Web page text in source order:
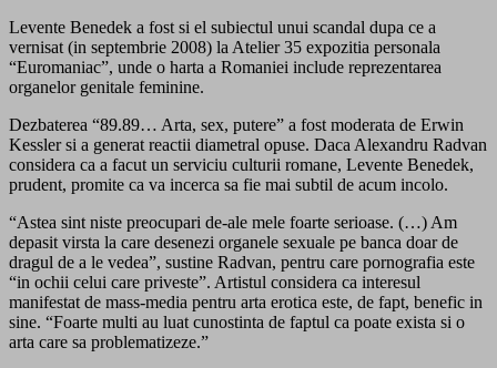
Levente Benedek a fost si el subiectul unui scandal dupa ce a
vernisat (in septembrie 2008) la Atelier 35 expozitia personala
“Euromaniac”, unde o harta a Romaniei include reprezentarea
organelor genitale feminine.
Dezbaterea “89.89… Arta, sex, putere” a fost moderata de Erwin
Kessler si a generat reactii diametral opuse. Daca Alexandru Radvan
considera ca a facut un serviciu culturii romane, Levente Benedek,
prudent, promite ca va incerca sa fie mai subtil de acum incolo.
“Astea sint niste preocupari de-ale mele foarte serioase. (…) Am
depasit virsta la care desenezi organele sexuale pe banca doar de
dragul de a le vedea”, sustine Radvan, pentru care pornografia este
“in ochii celui care priveste”. Artistul considera ca interesul
manifestat de mass-media pentru arta erotica este, de fapt, benefic in
sine. “Foarte multi au luat cunostinta de faptul ca poate exista si o
arta care sa problematizeze.”